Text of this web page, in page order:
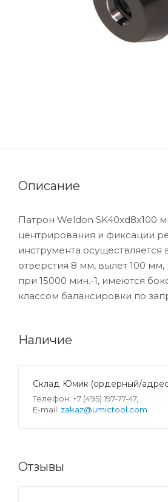
Описание
Патрон Weldon SK40xd8x100
центрирования и фиксации
инструмента
отверстия 8 мм, вылет 100
при 15000 мин.-1, имеются
классом балансировки по
Наличие
Склад Юмик (ордерный/
Телефон: +7 (495) 197-77-47,
E-mail: zakaz@umictool.com
Отзывы